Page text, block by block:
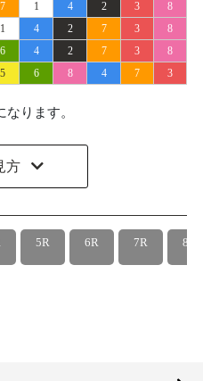
7 1 4 2 3
8
1 4 2 7 3
8
6 4 2 7 3
8
5 6 8 4 7 3
ります。
方
5R 6R 7R 8R